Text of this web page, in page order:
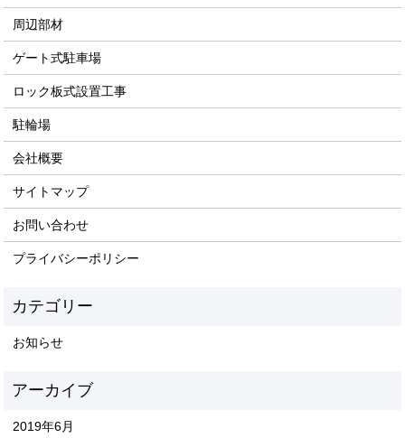
周辺部材
ゲート式駐車場
ロック板式設置工事
駐輪場
会社概要
サイトマップ
お問い合わせ
プライバシーポリシー
お知らせ
2019年6月